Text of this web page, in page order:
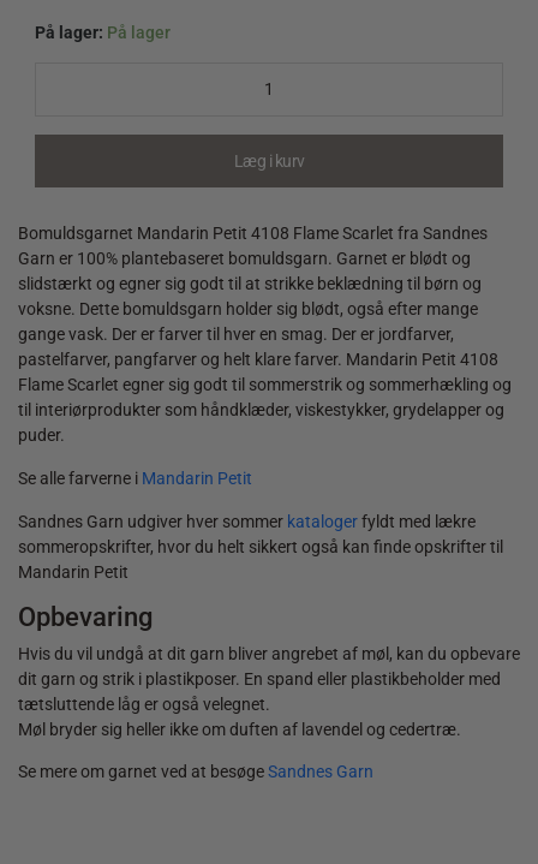
På lager: På lager
Mandarin
Læg i kurv
Bomuldsgarnet Mandarin Petit 4108 Flame Scarlet fra Sandnes
Garn er 100% plantebaseret bomuldsgarn. Garnet er blødt og
slidstærkt og egner sig godt til at strikke beklædning til børn og
voksne. Dette bomuldsgarn holder sig blødt, også efter mange
gange vask. Der er farver til hver en smag. Der er jordfarver,
pastelfarver, pangfarver og helt klare farver. Mandarin Petit 4108
Flame Scarlet egner sig godt til sommerstrik og sommerhækling og
til interiørprodukter som håndklæder, viskestykker, grydelapper og
puder.
Se alle farverne i Mandarin Petit
Sandnes Garn udgiver hver sommer katalogerfyldt med lækre
sommeropskrifter, hvor du helt sikkert også kan finde opskrifter til
Mandarin Petit
Opbevaring
Hvis du vil undgå at dit garn bliver angrebet af møl, kan du opbevare
dit garn og strik i plastikposer. En spand eller plastikbeholder med
tætsluttende låg er også velegnet.
Møl bryder sig heller ikke om duften af lavendel og cedertræ.
Se mere om garnet ved at besøgeSandnes Garn